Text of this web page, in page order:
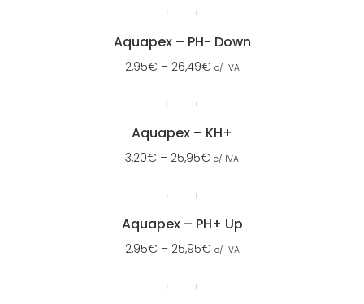
Aquapex – PH- Down
2,95€ – 26,49€ c/ IVA
Aquapex – KH+
3,20€ – 25,95€ c/ IVA
Aquapex – PH+ Up
2,95€ – 25,95€ c/ IVA